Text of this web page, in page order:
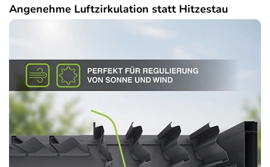
Angenehme Luftzirkulation statt Hitzestau